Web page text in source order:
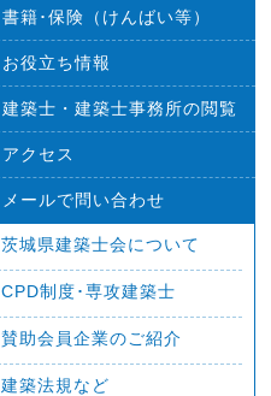
書籍･保険（けんばい等）
お役立ち情報
建築士・建築士事務所の閲覧
アクセス
メールで問い合わせ
茨城県建築士会について
CPD制度･専攻建築士
賛助会員企業のご紹介
建築法規など